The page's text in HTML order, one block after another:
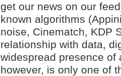
get our news on our
known algorithms
noise, Cinematch, KDP
relationship with data,
widespread presence of
however, is only one of